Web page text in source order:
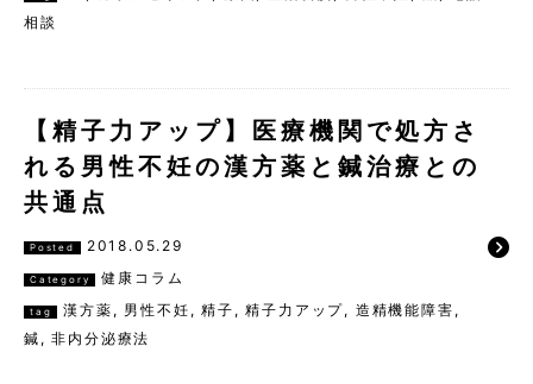
相談
【精子力アップ】医療機関で処方さ
れる男性不妊の漢方薬と鍼治療との
共通点
Posted 2018.05.29
Category 健康コラム
tag 漢方薬 , 男性不妊 ,精子 ,精子力アップ, 造精機能障害 ,
鍼 ,非内分泌療法